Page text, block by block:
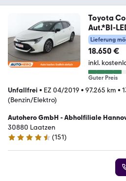
Toyota
Aut.*BI-
Lieferung
18.650 €
inkl.
Guter Preis
Unfallfrei • EZ 04/2019 • 97.265 km •
(Benzin/Elektro)
Autohero GmbH - Abholfiliale
30880 Laatzen
4.7 Sterne
(151)